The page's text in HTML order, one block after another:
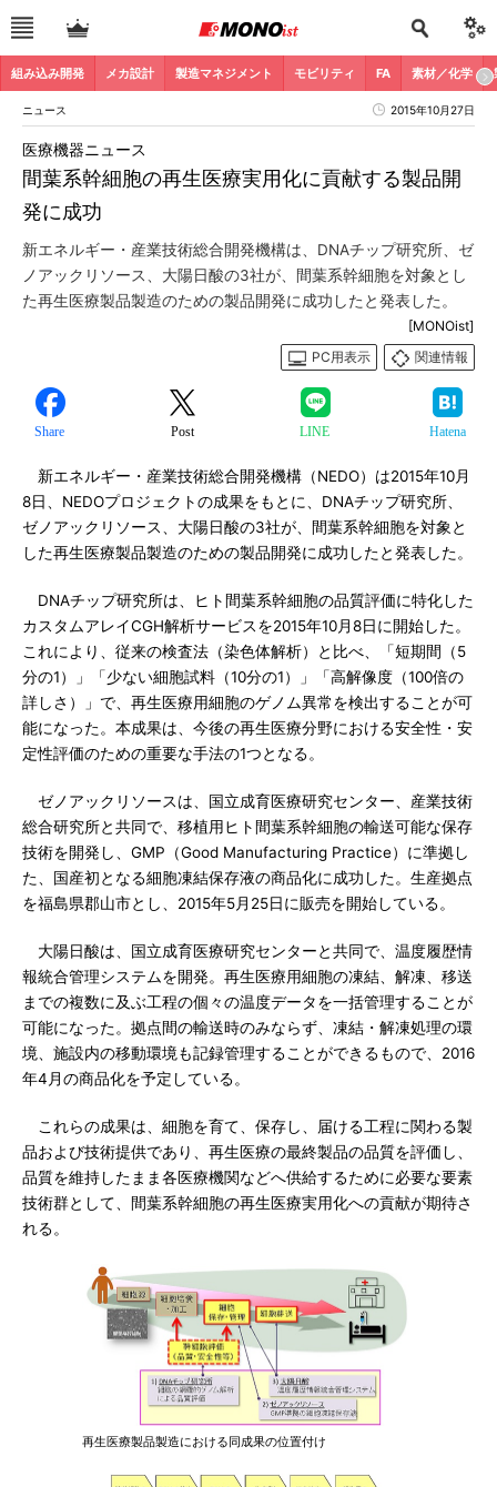
組み込み開発 メカ設計 製造マネジメント モビリティ FA 素材／化学
ニュース 2015年10月27日
間葉系幹細胞の再生医療実用化に貢献する製品開
発に成功
医療機器ニュース
新エネルギー・産業技術総合開発機構は、DNAチップ研究所、ゼ
ノアックリソース、大陽日酸の3社が、間葉系幹細胞を対象とし
た再生医療製品製造のための製品開発に成功したと発表した。
[MONOist]
PC用表示
関連情報
Share Post LINE Hatena
新エネルギー・産業技術総合開発機構（NEDO）は2015年10月
8日、NEDOプロジェクトの成果をもとに、DNAチップ研究所、
ゼノアックリソース、大陽日酸の3社が、間葉系幹細胞を対象と
した再生医療製品製造のための製品開発に成功したと発表した。
DNAチップ研究所は、ヒト間葉系幹細胞の品質評価に特化した
カスタムアレイCGH解析サービスを2015年10月8日に開始した。
これにより、従来の検査法（染色体解析）と比べ、「短期間（5
分の1）」「少ない細胞試料（10分の1）」「高解像度（100倍の
詳しさ）」で、再生医療用細胞のゲノム異常を検出することが可
能になった。本成果は、今後の再生医療分野における安全性・安
定性評価のための重要な手法の1つとなる。
ゼノアックリソースは、国立成育医療研究センター、産業技術
総合研究所と共同で、移植用ヒト間葉系幹細胞の輸送可能な保存
技術を開発し、GMP（Good Manufacturing Practice）に準拠し
た、国産初となる細胞凍結保存液の商品化に成功した。生産拠点
を福島県郡山市とし、2015年5月25日に販売を開始している。
大陽日酸は、国立成育医療研究センターと共同で、温度履歴情
報統合管理システムを開発。再生医療用細胞の凍結、解凍、移送
までの複数に及ぶ工程の個々の温度データを一括管理することが
可能になった。拠点間の輸送時のみならず、凍結・解凍処理の環
境、施設内の移動環境も記録管理することができるもので、2016
年4月の商品化を予定している。
これらの成果は、細胞を育て、保存し、届ける工程に関わる製
品および技術提供であり、再生医療の最終製品の品質を評価し、
品質を維持したまま各医療機関などへ供給するために必要な要素
技術群として、間葉系幹細胞の再生医療実用化への貢献が期待さ
れる。
再生医療製品製造における同成果の位置付け